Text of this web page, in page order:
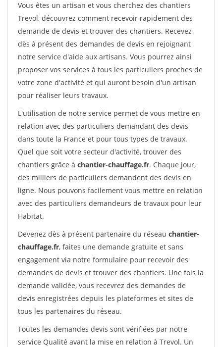
Vous êtes un artisan et vous cherchez des chantiers
Trevol, découvrez comment recevoir rapidement des
demande de devis et trouver des chantiers. Recevez
dès à présent des demandes de devis en rejoignant
notre service d'aide aux artisans. Vous pourrez ainsi
proposer vos services à tous les particuliers proches de
votre zone d'activité et qui auront besoin d'un artisan
pour réaliser leurs travaux.
L'utilisation de notre service permet de vous mettre en
relation avec des particuliers demandant des devis
dans toute la France et pour tous types de travaux.
Quel que soit votre secteur d'activité, trouver des
chantiers grâce à chantier-chauffage.fr. Chaque jour,
des milliers de particuliers demandent des devis en
ligne. Nous pouvons facilement vous mettre en relation
avec des particuliers demandeurs de travaux pour leur
Habitat.
Devenez dès à présent partenaire du réseau chantier-
chauffage.fr, faites une demande gratuite et sans
engagement via notre formulaire pour recevoir des
demandes de devis et trouver des chantiers. Une fois la
demande validée, vous recevrez des demandes de
devis enregistrées depuis les plateformes et sites de
tous les partenaires du réseau.
Toutes les demandes devis sont vérifiées par notre
service Qualité avant la mise en relation à Trevol. Un